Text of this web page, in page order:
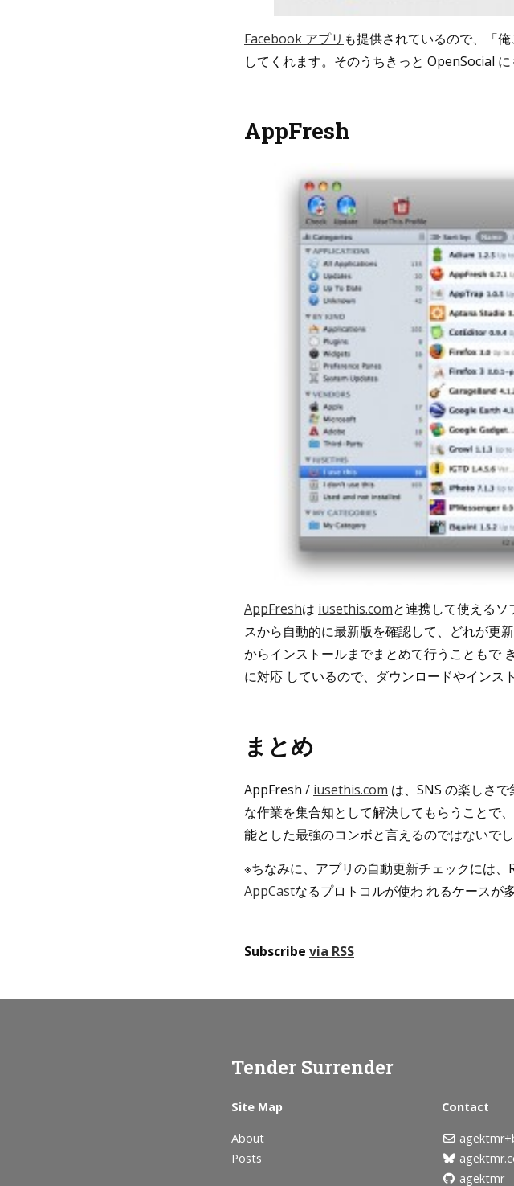
Facebook アプリ も提供されているので、「
してくれます。そのうちきっと OpenSocial に
AppFresh
AppFreshは iusethis.comと連携して使えるソ
スから自動的に最新版を確認して、どれが更
からインストールまでまとめて行うこともで
に対応 しているので、ダウンロードやインス
まとめ
AppFresh / iusethis.com は、SNS の楽しさ
な作業を集合知として解決してもらうことで
能とした最強のコンボと言えるのではないでし
※ちなみに、アプリの自動更新チェックには
AppCastなるプロトコルが使わ れるケースが
Subscribe via RSS
Tender Surrender
Site Map
About
Posts
Contact
agektmr